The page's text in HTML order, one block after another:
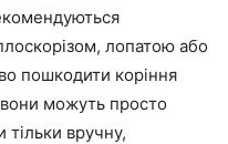
лопатою або
пошкодити коріння
можуть просто
тільки вручну,